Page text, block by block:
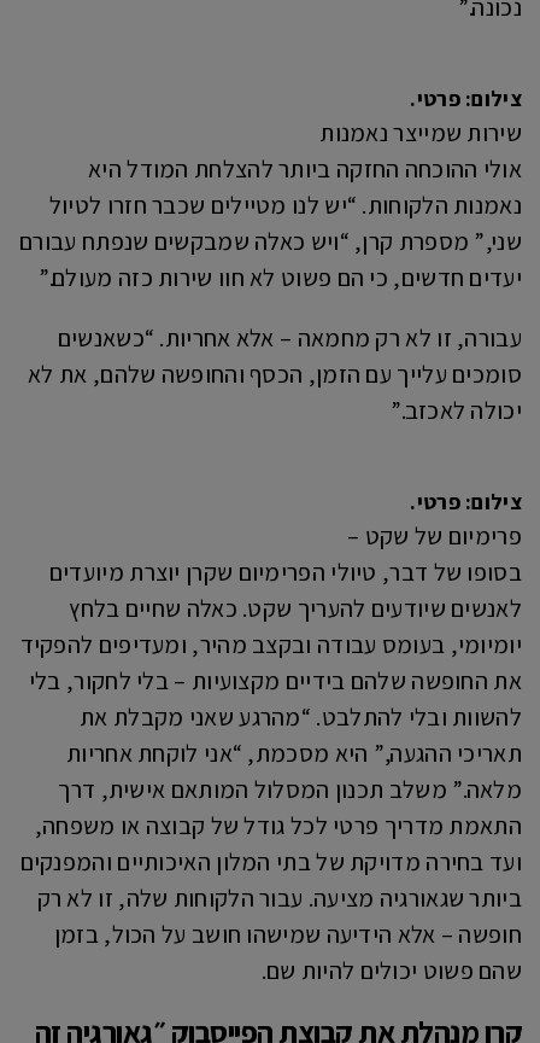
נכונה.”
צילום: פרטי.
שירות שמייצר נאמנות
אולי ההוכחה החזקה ביותר להצלחת המודל היא
נאמנות הלקוחות. “יש לנו מטיילים שכבר חזרו לטיול
שני,” מספרת קרן, “ויש כאלה שמבקשים שנפתח עבורם
יעדים חדשים, כי הם פשוט לא חוו שירות כזה מעולם.”
עבורה, זו לא רק מחמאה – אלא אחריות. “כשאנשים
סומכים עלייך עם הזמן, הכסף והחופשה שלהם, את לא
יכולה לאכזב.”
צילום: פרטי.
פרימיום של שקט –
בסופו של דבר, טיולי הפרימיום שקרן יוצרת מיועדים
לאנשים שיודעים להעריך שקט. כאלה שחיים בלחץ
יומיומי, בעומס עבודה ובקצב מהיר, ומעדיפים להפקיד
את החופשה שלהם בידיים מקצועיות – בלי לחקור, בלי
להשוות ובלי להתלבט. “מהרגע שאני מקבלת את
תאריכי ההגעה,” היא מסכמת, “אני לוקחת אחריות
מלאה.” משלב תכנון המסלול המותאם אישית, דרך
התאמת מדריך פרטי לכל גודל של קבוצה או משפחה,
ועד בחירה מדויקת של בתי המלון האיכותיים והמפנקים
ביותר שגאורגיה מציעה. עבור הלקוחות שלה, זו לא רק
חופשה – אלא הידיעה שמישהו חושב על הכול, בזמן
שהם פשוט יכולים להיות שם.
קרן מנהלת את קבוצת הפייסבוק ״גאורגיה זה